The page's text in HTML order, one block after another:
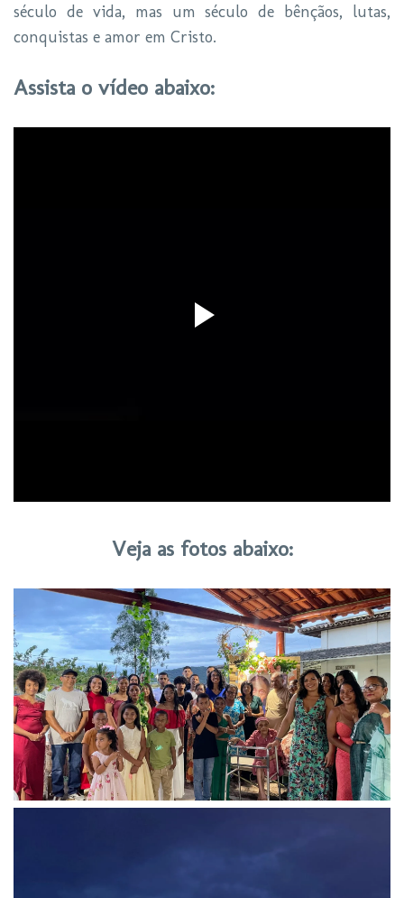
século de vida, mas um século de bênçãos, lutas,
conquistas e amor em Cristo.
Assista o vídeo abaixo:
Veja as fotos abaixo: